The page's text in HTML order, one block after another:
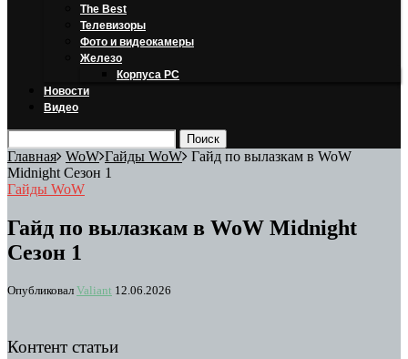
The Best
Телевизоры
Фото и видеокамеры
Железо
Корпуса PC
Новости
Видео
Главная WoW Гайды WoW Гайд по вылазкам в WoW
Midnight Сезон 1
Гайды WoW
Гайд по вылазкам в WoW Midnight
Сезон 1
Опубликовал Valiant 12.06.2026
Контент статьи